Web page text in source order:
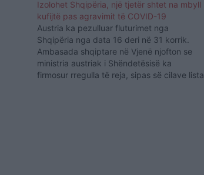
Izolohet Shqipëria, një tjetër shtet na mbyll
kufijtë pas agravimit të COVID-19
Austria ka pezulluar fluturimet nga
Shqipëria nga data 16 deri në 31 korrik.
Ambasada shqiptare në Vjenë njofton se
ministria austriak i Shëndetësisë ka
firmosur rregulla të reja, sipas së cilave lista